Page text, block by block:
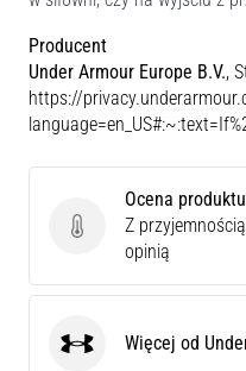
Producent
Under Armour Europe B.V.,
https://
Ocena produktu
Ocena produktu
Z
opinią
Under Armour
Więcej od